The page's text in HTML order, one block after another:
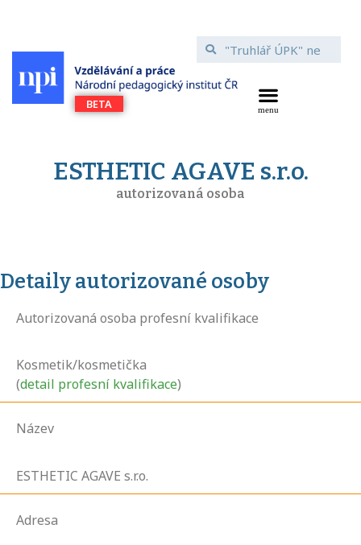
ESTHETIC AGAVE s.r.o.
autorizovaná osoba
Detaily autorizované osoby
Autorizovaná osoba profesní kvalifikace
Kosmetik/kosmetička
(detail profesní kvalifikace)
Název
ESTHETIC AGAVE s.r.o.
Adresa